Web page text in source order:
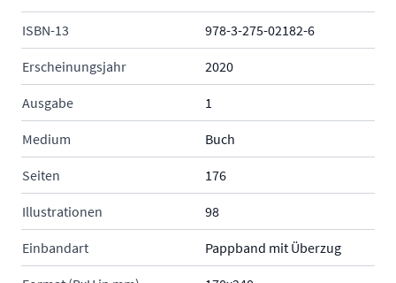
ISBN-13 978-3-275-02182-6
Erscheinungsjahr 2020
Ausgabe 1
Medium Buch
Seiten 176
Illustrationen 98
Einbandart Pappband mit Überzug